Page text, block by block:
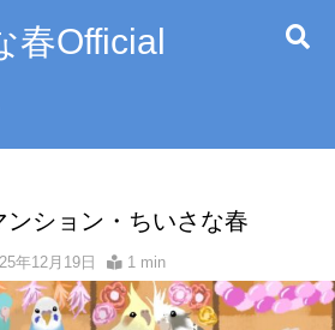
春Official
ンション・ちいさな春
年12月19日 1 min